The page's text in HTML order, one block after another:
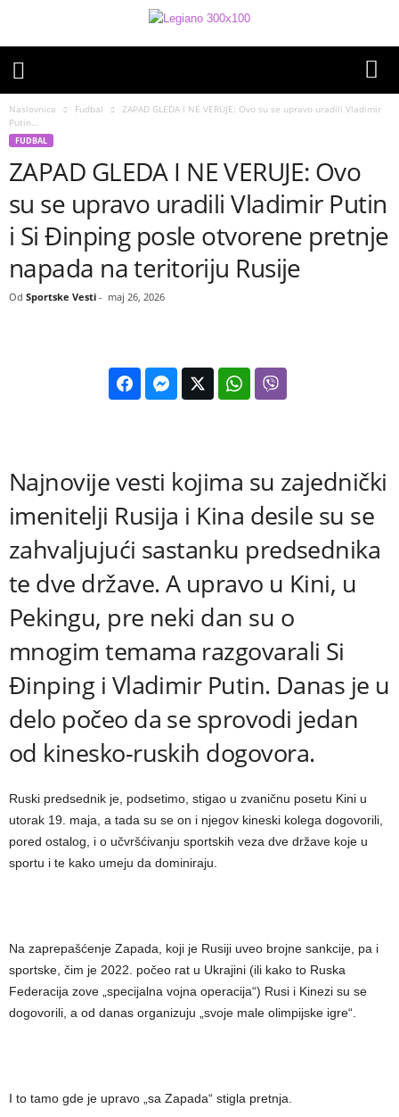
Naslovnica Fudbal
ZAPAD GLEDA I NE VERUJE: Ovo su se upravo uradili Vladimir
Putin...
FUDBAL
ZAPAD GLEDA I NE VERUJE: Ovo
su se upravo uradili Vladimir Putin
i Si Đinping posle otvorene pretnje
napada na teritoriju Rusije
Od Sportske Vesti - maj 26, 2026
Najnovije vesti kojima su zajednički
imenitelji Rusija i Kina desile su se
zahvaljujući sastanku predsednika
te dve države. A upravo u Kini, u
Pekingu, pre neki dan su o
mnogim temama razgovarali Si
Đinping i Vladimir Putin. Danas je u
delo počeo da se sprovodi jedan
od kinesko-ruskih dogovora.
Ruski predsednik je, podsetimo, stigao u zvaničnu posetu Kini u
utorak 19. maja, a tada su se on i njegov kineski kolega dogovorili,
pored ostalog, i o učvršćivanju sportskih veza dve države koje u
sportu i te kako umeju da dominiraju.
Na zaprepašćenje Zapada, koji je Rusiji uveo brojne sankcije, pa i
sportske, čim je 2022. počeo rat u Ukrajini (ili kako to Ruska
Federacija zove „specijalna vojna operacija“) Rusi i Kinezi su se
dogovorili, a od danas organizuju „svoje male olimpijske igre“.
I to tamo gde je upravo „sa Zapada“ stigla pretnja.